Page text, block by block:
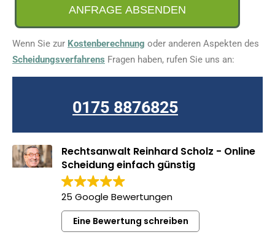
Wenn Sie zur Kostenberechnung oder anderen Aspekten des
Scheidungsverfahrens Fragen haben, rufen Sie uns an:
0175 8876825
Rechtsanwalt Reinhard Scholz - Online
Scheidung einfach günstig
25 Google Bewertungen
Eine Bewertung schreiben